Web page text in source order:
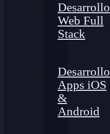
Desarrollo
Web Full
Stack
Desarrollo
Apps iOS
&
Android